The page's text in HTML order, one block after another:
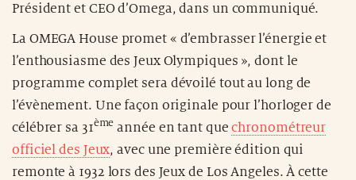
Président et CEO d’Omega, dans un communiqué.
La OMEGA House promet « d’embrasser l’énergie et
l’enthousiasme des Jeux Olympiques », dont le
programme complet sera dévoilé tout au long de
l’évènement. Une façon originale pour l’horloger de
célébrer sa 31ème année en tant quechronométreur
officiel des Jeux, avec une première édition qui
remonte à 1932 lors des Jeux de Los Angeles. À cette